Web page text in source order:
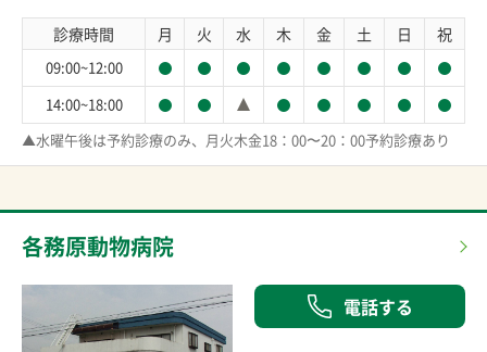
診療時間 月 火 水 木 金 土 日 祝
09:00~12:00
14:00~18:00
▲水曜午後は予約診療のみ、月火木金18：00〜20：00予約診療あり
各務原動物病院
電話する